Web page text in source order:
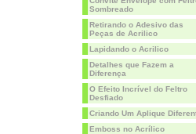
Sombreado
Retirando o Adesivo das
Peças de Acrilico
Lapidando o Acrilico
Detalhes que Fazem a
Diferença
O Efeito Incrível do Feltro
Desfiado
Criando Um Aplique
Emboss no Acrílico